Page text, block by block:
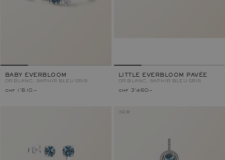
BABY EVERBLOOM
OR BLANC, SAPHIR BLEU GRIS
chf 1'810.–
LITTLE EVERBLOOM PAVÉE
OR BLANC, SAPHIR BLEU GRIS
chf 3'460.–
NEW